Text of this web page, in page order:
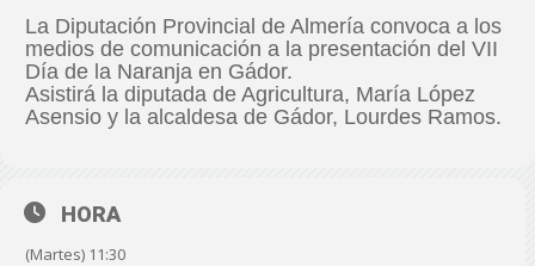
La Diputación Provincial de Almería convoca a los
medios de comunicación a la presentación del VII
Día de la Naranja en Gádor.
Asistirá la diputada de Agricultura, María López
Asensio y la alcaldesa de Gádor, Lourdes Ramos.
HORA
(Martes) 11:30